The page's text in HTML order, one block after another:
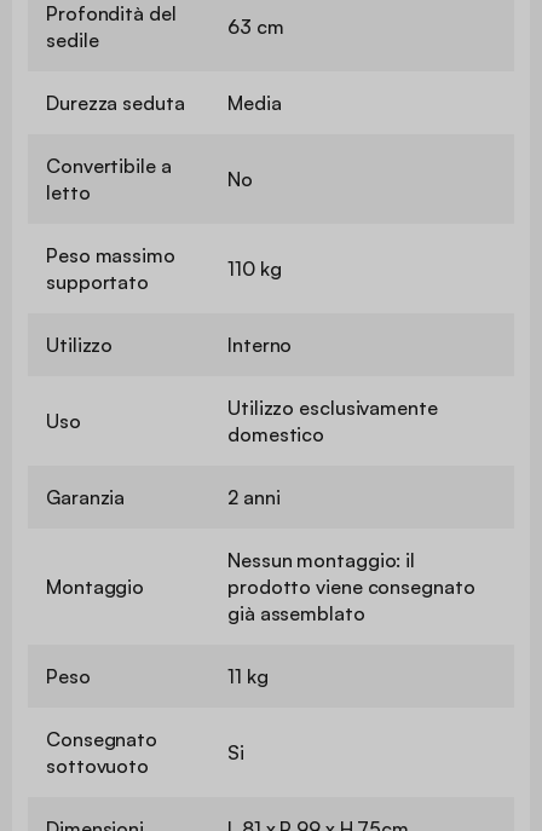
Profondità del
sedile
63 cm
Durezza seduta Media
Convertibile a
letto
No
Peso massimo
supportato
110 kg
Utilizzo Interno
Uso
Utilizzo esclusivamente
domestico
Garanzia 2 anni
Montaggio
Nessun montaggio: il
prodotto viene consegnato
già assemblato
Peso 11 kg
Consegnato
sottovuoto
Si